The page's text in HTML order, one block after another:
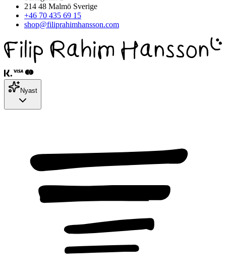
214 48 Malmö Sverige
+46 70 435 69 15
shop@filiprahimhansson.com
Nyast